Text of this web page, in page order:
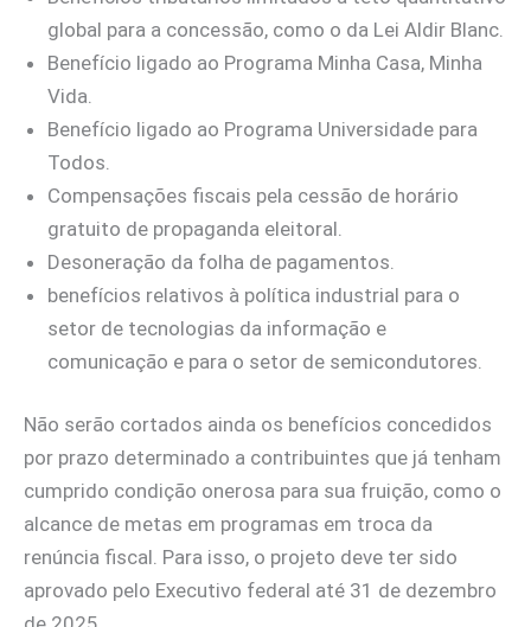
global para a concessão, como o da Lei Aldir Blanc.
Benefício ligado ao Programa Minha Casa, Minha
Vida.
Benefício ligado ao Programa Universidade para
Todos.
Compensações fiscais pela cessão de horário
gratuito de propaganda eleitoral.
Desoneração da folha de pagamentos.
benefícios relativos à política industrial para o
setor de tecnologias da informação e
comunicação e para o setor de semicondutores.
Não serão cortados ainda os benefícios concedidos
por prazo determinado a contribuintes que já tenham
cumprido condição onerosa para sua fruição, como o
alcance de metas em programas em troca da
renúncia fiscal. Para isso, o projeto deve ter sido
aprovado pelo Executivo federal até 31 de dezembro